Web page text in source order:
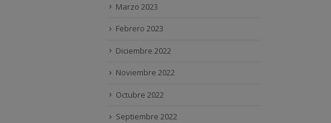
Marzo 2023
Febrero 2023
Diciembre 2022
Noviembre 2022
Octubre 2022
Septiembre 2022